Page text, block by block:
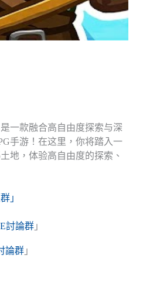
一款融合高自由度探索与深
手游！​​在这里，你将踏入一
地，体验高自由度的探索、
」
討論群 」
論群 」